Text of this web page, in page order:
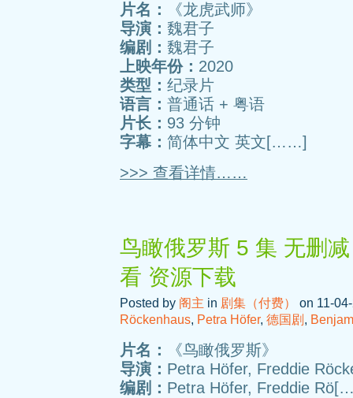
片名：
《龙虎武师》
导演： 魏君子
编剧： 魏君子
上映年份： 2020
类型： 纪录片
语言： 普通话 + 粤语
片长： 93 分钟
字幕： 简体中文 英文[……]
>>> 查看详情……
鸟瞰俄罗斯 5 集 无删
看 资源下载
Posted by 阁主 in 剧集（付费）
on 11-
Röckenhaus, Petra Höfer, 德国剧 ,
片名：
《鸟瞰俄罗斯》
导演： Petra Höfer, Freddie
编剧： Petra Höfer, Freddie